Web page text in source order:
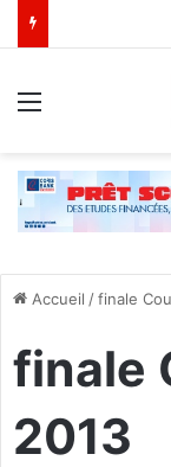
Accueil /finale
finale
2013